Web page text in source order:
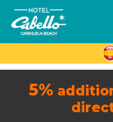
5%